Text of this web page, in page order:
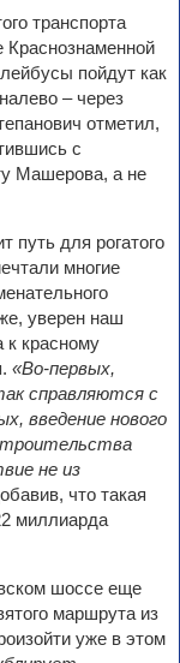
транспорта
пойдут как
– через
отметил,
с
Машерова, а не
путь для рогатого
многие
уверен наш
к красному
«Во-первых,
справляются с
введение нового
не из
что такая
миллиарда
шоссе еще
маршрута из
уже в этом